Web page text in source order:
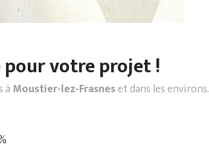
pour votre projet !
àMoustier-lez-Frasneset dans les environs.